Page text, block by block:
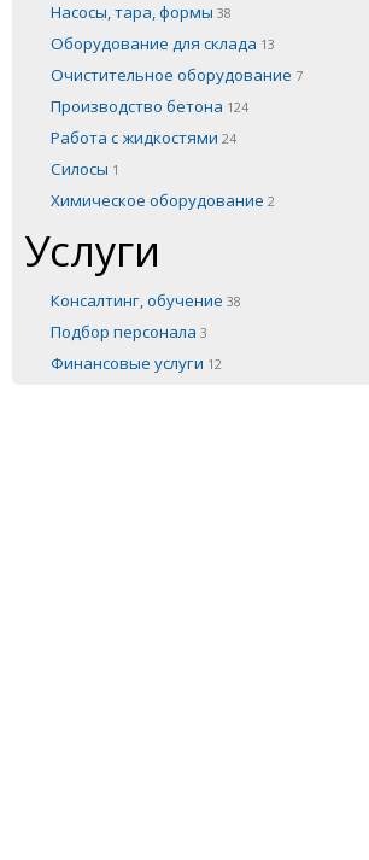
Насосы, тара, формы 38
Оборудование для склада 13
Очистительное оборудование 7
Производство бетона 124
Работа с жидкостями 24
Силосы 1
Химическое оборудование 2
Услуги
Консалтинг, обучение 38
Подбор персонала 3
Финансовые услуги 12